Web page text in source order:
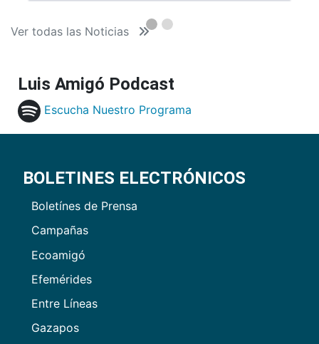
Ver todas las Noticias
Luis Amigó Podcast
Escucha Nuestro Programa
BOLETINES ELECTRÓNICOS
Boletínes de Prensa
Campañas
Ecoamigó
Efemérides
Entre Líneas
Gazapos